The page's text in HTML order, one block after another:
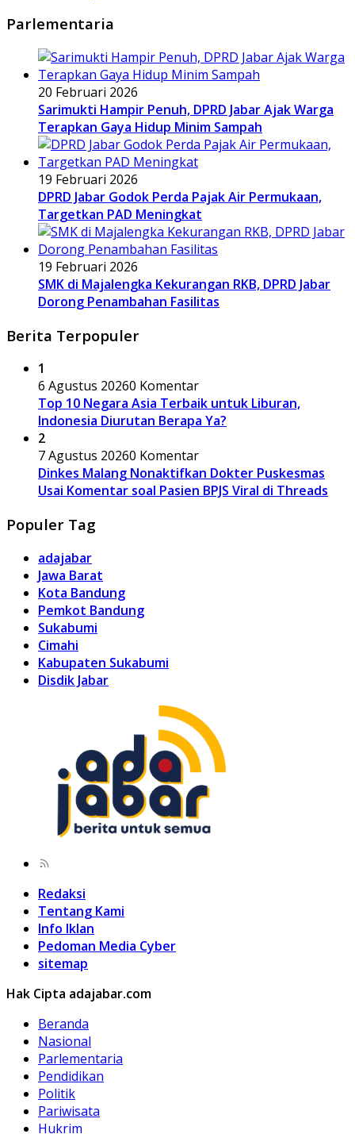
Parlementaria
20 Februari 2026
Sarimukti Hampir Penuh, DPRD Jabar Ajak Warga
Terapkan Gaya Hidup Minim Sampah
19 Februari 2026
DPRD Jabar Godok Perda Pajak Air Permukaan,
Targetkan PAD Meningkat
19 Februari 2026
SMK di Majalengka Kekurangan RKB, DPRD Jabar
Dorong Penambahan Fasilitas
Berita Terpopuler
1
6 Agustus 20260 Komentar
Top 10 Negara Asia Terbaik untuk Liburan,
Indonesia Diurutan Berapa Ya?
2
7 Agustus 20260 Komentar
Dinkes Malang Nonaktifkan Dokter Puskesmas
Usai Komentar soal Pasien BPJS Viral di Threads
Populer Tag
adajabar
Jawa Barat
Kota Bandung
Pemkot Bandung
Sukabumi
Cimahi
Kabupaten Sukabumi
Disdik Jabar
Redaksi
Tentang Kami
Info Iklan
Pedoman Media Cyber
sitemap
Hak Cipta adajabar.com
Beranda
Nasional
Parlementaria
Pendidikan
Politik
Pariwisata
Hukrim